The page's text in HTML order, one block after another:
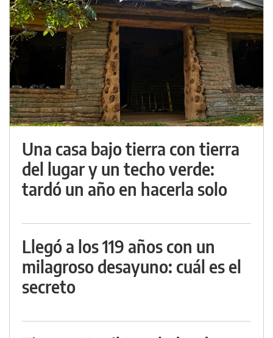
Una casa bajo tierra con tierra
del lugar y un techo verde:
tardó un año en hacerla solo
Llegó a los 119 años con un
milagroso desayuno: cuál es el
secreto